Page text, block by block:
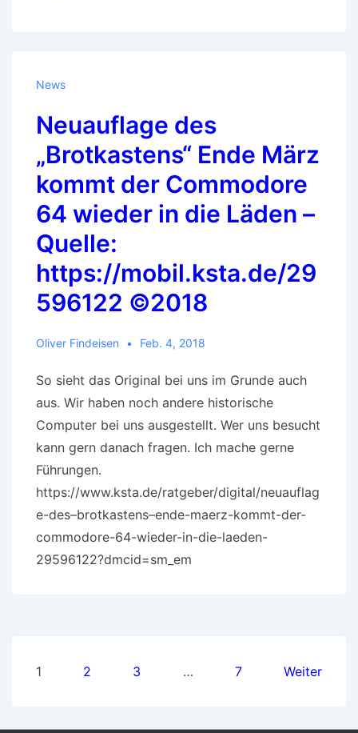
News
Neuauflage des
„Brotkastens“ Ende März
kommt der Commodore
64 wieder in die Läden –
Quelle:
https://mobil.ksta.de/29
596122 ©2018
Oliver Findeisen Feb. 4, 2018
So sieht das Original bei uns im Grunde auch
aus. Wir haben noch andere historische
Computer bei uns ausgestellt. Wer uns besucht
kann gern danach fragen. Ich mache gerne
Führungen.
https://www.ksta.de/ratgeber/digital/neuauflag
e-des–brotkastens–ende-maerz-kommt-der-
commodore-64-wieder-in-die-laeden-
29596122?dmcid=sm_em
Seitennummerierung
1 2 3 … 7 Weiter